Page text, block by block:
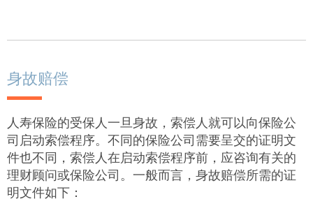
身故赔偿
人寿保险的受保人一旦身故，索偿人就可以向保险公
司启动索偿程序。不同的保险公司需要呈交的证明文
件也不同，索偿人在启动索偿程序前，应咨询有关的
理财顾问或保险公司。一般而言，身故赔偿所需的证
明文件如下：